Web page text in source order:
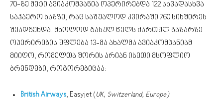
70-ზე მეტი ავიაკომპანია ოპერირებდა 122 სხვადასხვა
საჰაერო ხაზზე, რაც საშუალოდ კვირაში 760 სიხშირეს
შეადგენდა. მხოლოდ გასულ წელს ქართულ ბაზარზე
ოპერირების უფლება 13-მა ახალმა ავიაკომპანიამ
მიიღო, რომელთა შორის არიან ისეთი მსოფლიო
ბრენდები, როგორებიცაა:
British Airways, Easyjet (UK, Switzerland, Europe)